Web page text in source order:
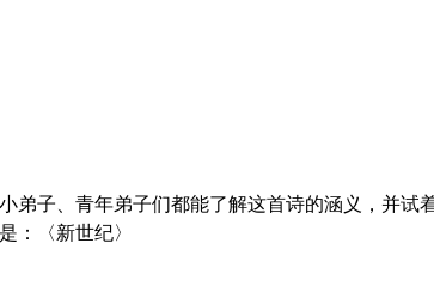
弟子、青年弟子们都能了解这首诗的涵义，并
：〈新世纪〉